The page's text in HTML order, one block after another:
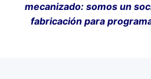
mecanizado: somos un
fabricación para